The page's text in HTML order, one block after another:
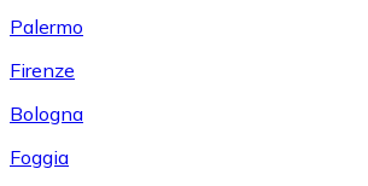
Palermo
Firenze
Bologna
Foggia